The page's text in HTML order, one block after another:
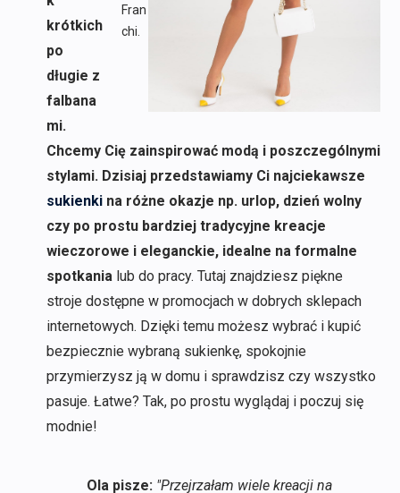
Fran
chi.
krótkich
po
długie z
falbana
mi.
Chcemy Cię zainspirować modą i poszczególnymi
stylami. Dzisiaj przedstawiamy Ci najciekawsze
sukienkina różne okazje np. urlop, dzień wolny
czy po prostu bardziej tradycyjne kreacje
wieczorowe i eleganckie, idealne na formalne
spotkanialub do pracy. Tutaj znajdziesz piękne
stroje dostępne w promocjach w dobrych sklepach
internetowych. Dzięki temu możesz wybrać i kupić
bezpiecznie wybraną sukienkę, spokojnie
przymierzysz ją w domu i sprawdzisz czy wszystko
pasuje. Łatwe? Tak, po prostu wyglądaj i poczuj się
modnie!
Ola pisze: "Przejrzałam wiele kreacji na